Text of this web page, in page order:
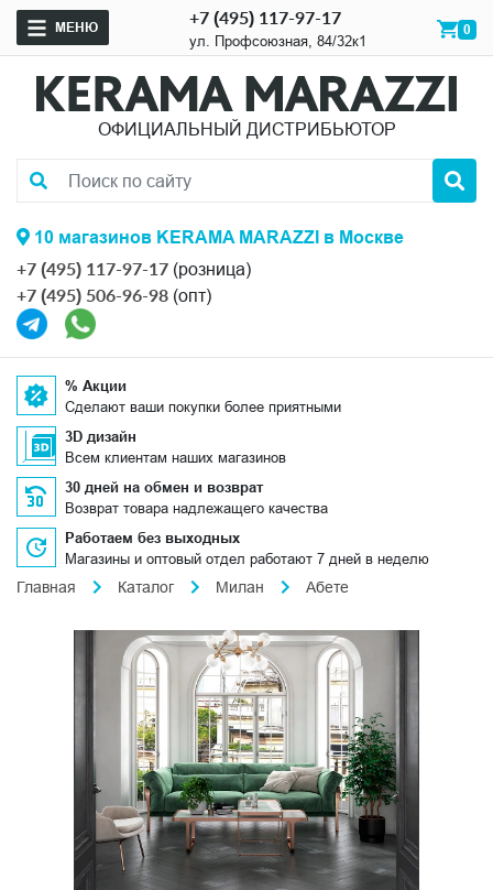
МЕНЮ +7 (495) 117-97-17
ул. Профсоюзная, 84/32к1
0
ОФИЦИАЛЬНЫЙ ДИСТРИБЬЮТОР
10 магазинов KERAMA MARAZZI в Москве
+7 (495) 117-97-17 (розница)
+7 (495) 506-96-98 (опт)
% Акции
Сделают ваши покупки более приятными
3D дизайн
Всем клиентам наших магазинов
30 дней на обмен и возврат
Возврат товара надлежащего качества
Работаем без выходных
Магазины и оптовый отдел работают 7 дней в неделю
Главная
Каталог Милан Абете